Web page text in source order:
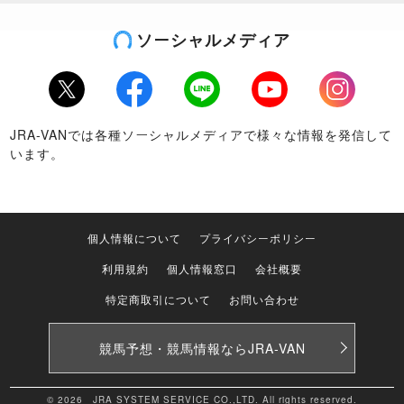
ソーシャルメディア
Twitter Facebook LINE Youtube
Instagram
JRA-VANでは各種ソーシャルメディアで様々な情報を発信して
います。
個人情報について
プライバシーポリシー
利用規約
個人情報窓口
会社概要
特定商取引について
お問い合わせ
競馬予想・競馬情報ならJRA-VAN
© 2026 JRA SYSTEM SERVICE CO.,LTD. All rights reserved.